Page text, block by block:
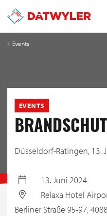
Events
EVENTS
Düsseldorf-Ratingen, 13.
13. Juni 2024
Relaxa Hotel
Berliner Straße 95-97,